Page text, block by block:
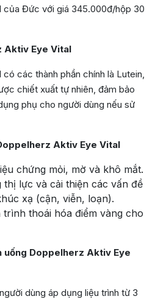
của Đức với giá 345.000đ/hộp 30
Aktiv Eye Vital
các thành phần chính là Lutein,
chiết xuất tự nhiên, đảm bảo
phụ cho người dùng nếu sử
Aktiv Eye Vital
chứng mỏi, mờ và khô mắt.
lực và cải thiện các vấn đề
xạ (cận, viễn, loạn).
thoái hóa điểm vàng cho
uống Doppelherz Aktiv Eye
dùng áp dụng liệu trình từ 3